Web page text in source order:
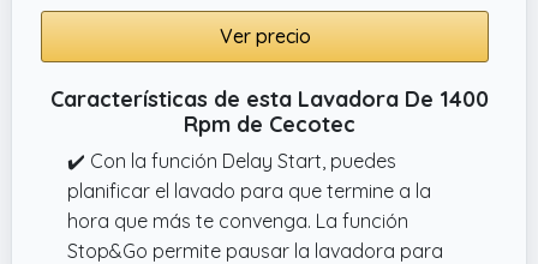
Ver precio
Características de esta Lavadora De 1400
Rpm de Cecotec
✔️ Con la función Delay Start, puedes
planificar el lavado para que termine a la
hora que más te convenga. La función
Stop&Go permite pausar la lavadora para